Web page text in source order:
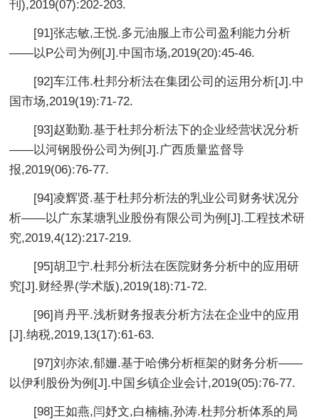
刊),2019(07):202-203.
[91]张志敏,王悦.多元油服上市公司盈利能力分析
——以P公司为例[J].中国市场,2019(20):45-46.
[92]车江伟.杜邦分析法在集团公司的运用分析[J].中
国市场,2019(19):71-72.
[93]赵勤勤.基于杜邦分析法下的企业经营状况分析
——以河钢股份公司为例[J].广西质量监督导
报,2019(06):76-77.
[94]凌辉贤.基于杜邦分析法的乳业公司财务状况分
析——以广东某塘乳业股份有限公司为例[J].工程技术研
究,2019,4(12):217-219.
[95]胡卫宁.杜邦分析法在医院财务分析中的应用研
究[J].财经界(学术版),2019(18):71-72.
[96]肖丹平.浅析财务报表分析方法在企业中的应用
[J].纳税,2019,13(17):61-63.
[97]刘亦浓,郁姗.基于哈佛分析框架的财务分析——
以伊利股份为例[J].中国乡镇企业会计,2019(05):76-77.
[98]王如燕,闫妤文,白楠楠,孙涛.杜邦分析体系的局